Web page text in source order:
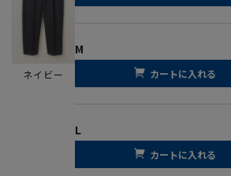
ネイビー
M
カートに入れる
L
カートに入れる